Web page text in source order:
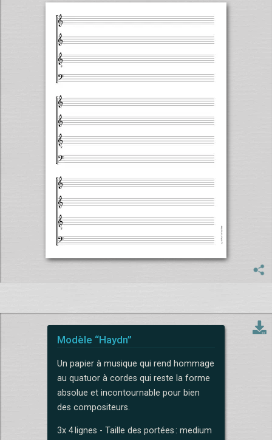
Modèle “Haydn”
Un papier à musique qui rend hommage
au quatuor à cordes qui reste la forme
absolue et incontournable pour bien
des compositeurs.
3x 4 lignes - Taille des portées : medium